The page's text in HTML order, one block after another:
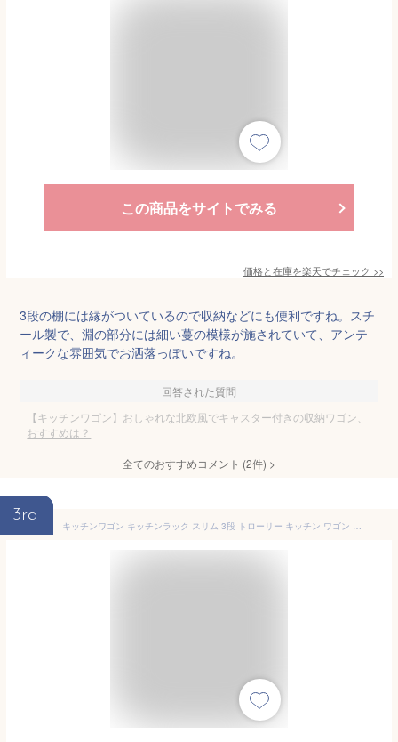
この商品をサイトでみる
価格と在庫を楽天でチェック >>
3段の棚には縁がついているので収納などにも便利ですね。スチ
ール製で、淵の部分には細い蔓の模様が施されていて、アンテ
ィークな雰囲気でお洒落っぽいですね。
回答された質問
【キッチンワゴン】おしゃれな北欧風でキャスター付きの収納ワゴン、
おすすめは？
全てのおすすめコメント (2件) >
3rd
キッチンワゴン キッチンラック スリム 3段 トローリー キッチン ワゴン 木製 天板 トローリーワゴン キャスター付き キャスター おしゃれ バスケットトローリー キッチン収納 可動式 ラック キッチンカウンター